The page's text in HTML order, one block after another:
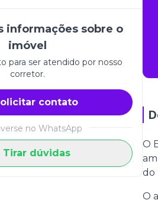
informações sobre o
imóvel
para ser atendido por nosso
corretor.
contato
no WhatsApp
Tirar dúvidas
O
do
O